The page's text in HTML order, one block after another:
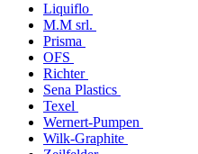
Liquiflo
M.M srl.
Prisma
OFS
Richter
Sena Plastics
Texel
Wernert-Pumpen
Wilk-Graphite